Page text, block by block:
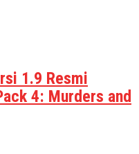
1.9 Resmi
4: Murders and